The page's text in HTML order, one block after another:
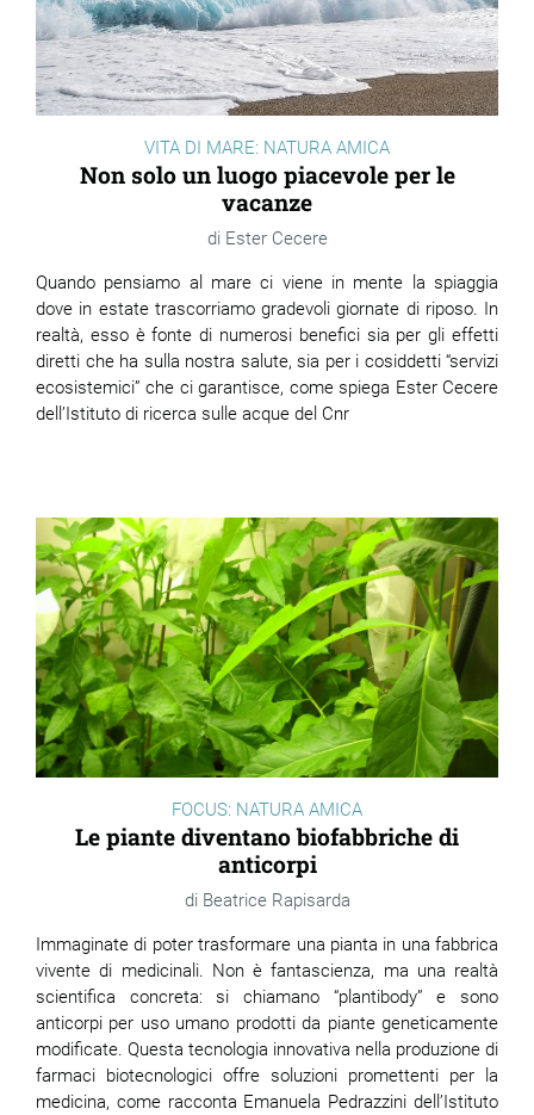
VITA DI MARE: NATURA AMICA
Non solo un luogo piacevole per le
vacanze
Ester Cecere
Quando pensiamo al mare ci viene in mente la spiaggia
dove in estate trascorriamo gradevoli giornate di riposo. In
realtà, esso è fonte di numerosi benefici sia per gli effetti
diretti che ha sulla nostra salute, sia per i cosiddetti “servizi
ecosistemici” che ci garantisce, come spiega Ester Cecere
dell’Istituto di ricerca sulle acque del Cnr
FOCUS: NATURA AMICA
Le piante diventano biofabbriche di
anticorpi
Beatrice Rapisarda
Immaginate di poter trasformare una pianta in una fabbrica
vivente di medicinali. Non è fantascienza, ma una realtà
scientifica concreta: si chiamano “plantibody” e sono
anticorpi per uso umano prodotti da piante geneticamente
modificate. Questa tecnologia innovativa nella produzione di
farmaci biotecnologici offre soluzioni promettenti per la
medicina, come racconta Emanuela Pedrazzini dell’Istituto